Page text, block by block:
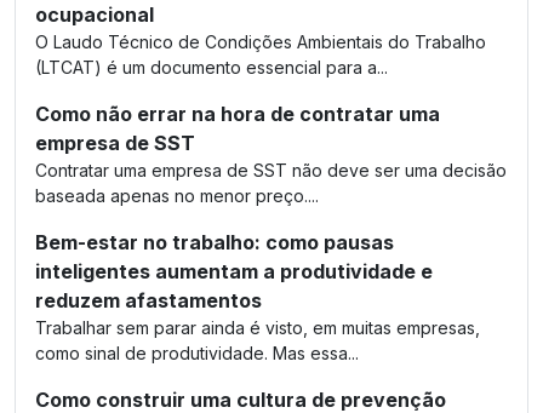
ocupacional
O Laudo Técnico de Condições Ambientais do Trabalho
(LTCAT) é um documento essencial para a...
Como não errar na hora de contratar uma
empresa de SST
Contratar uma empresa de SST não deve ser uma decisão
baseada apenas no menor preço....
Bem-estar no trabalho: como pausas
inteligentes aumentam a produtividade e
reduzem afastamentos
Trabalhar sem parar ainda é visto, em muitas empresas,
como sinal de produtividade. Mas essa...
Como construir uma cultura de prevenção